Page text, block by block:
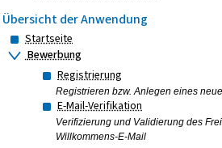
Übersicht der Anwendung
Startseite
Bewerbung
Registrierung
Registrieren bzw. Anlegen eines
E-Mail-Verifikation
Verifizierung und Validierung des
Willkommens-E-Mail